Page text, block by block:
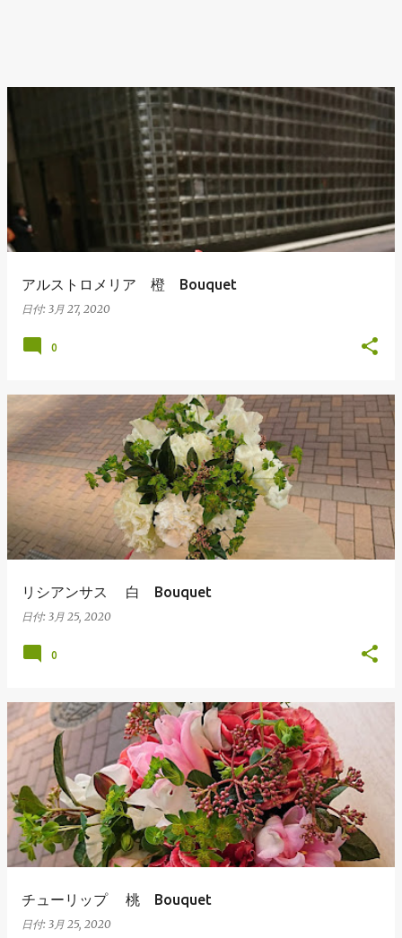
アルストロメリア 橙 Bouquet
日付: 3月 27, 2020
0
リシアンサス 白 Bouquet
日付: 3月 25, 2020
0
チューリップ 桃 Bouquet
日付: 3月 25, 2020